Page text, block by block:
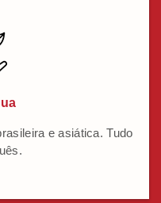
e asiática. Tudo